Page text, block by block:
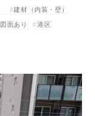
建材（内装・壁）
図面あり
港区